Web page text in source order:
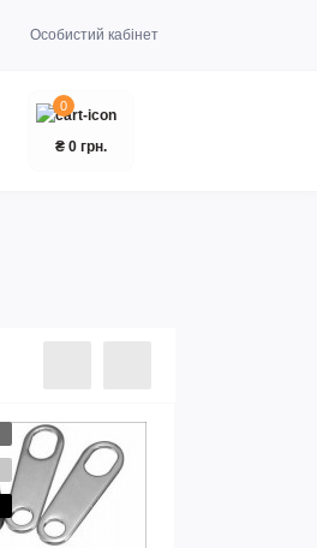
Особистий кабінет
0
₴ 0 грн.